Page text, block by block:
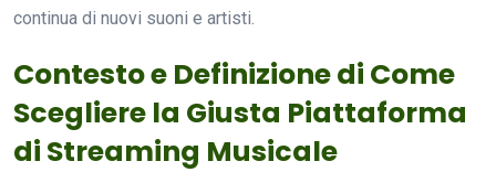
continua di nuovi suoni e artisti.
Contesto e Definizione di Come
Scegliere la Giusta Piattaforma
di Streaming Musicale